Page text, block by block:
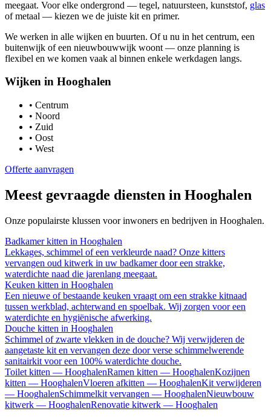
meegaat. Voor elke ondergrond — tegel, natuursteen, kunststof, glas
of metaal — kiezen we de juiste kit en primer.
We werken in alle wijken en buurten. Of u nu in het centrum, een
buitenwijk of een nieuwbouwwijk woont — onze planning is
flexibel en we komen vaak al binnen enkele werkdagen langs.
Wijken in Hooghalen
• Centrum
• Noord
• Zuid
• Oost
• West
Offerte aanvragen
Meest gevraagde diensten in Hooghalen
Onze populairste klussen voor inwoners en bedrijven in Hooghalen.
Badkamer kitten in Hooghalen
Lekkages, schimmel of een verkleurde naad? Onze kitters
vervangen oud kitwerk in uw badkamer door een strakke,
waterdichte naad die jarenlang meegaat.
Keuken kitten in Hooghalen
Een nieuwe of bestaande keuken vraagt om een strakke kitnaad
tussen werkblad, achterwand en spoelbak. Wij zorgen voor een
waterdichte en hygiënische afwerking.
Douche kitten in Hooghalen
Schimmel of zwarte vlekken in de douche? Wij verwijderen de
aangetaste kit en vervangen deze door verse schimmelwerende
sanitairkit voor een 100% waterdichte douche.
Toilet kitten — HooghalenRamen kitten — HooghalenKozijnen
kitten — HooghalenVloeren afkitten — HooghalenKit verwijderen
— HooghalenSchimmelkit vervangen — HooghalenNieuwbouw
kitwerk — HooghalenRenovatie kitwerk — Hooghalen